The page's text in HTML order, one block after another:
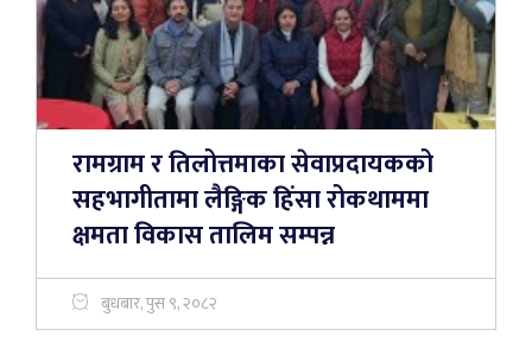
रामग्राम र तिलोत्तमाका सेवाप्रदायकको
सहभागीतामा लैङ्गिक हिंसा रोकथाममा
क्षमता विकास तालिम सम्पन्न
बुधबार, पुस ९, २०८२